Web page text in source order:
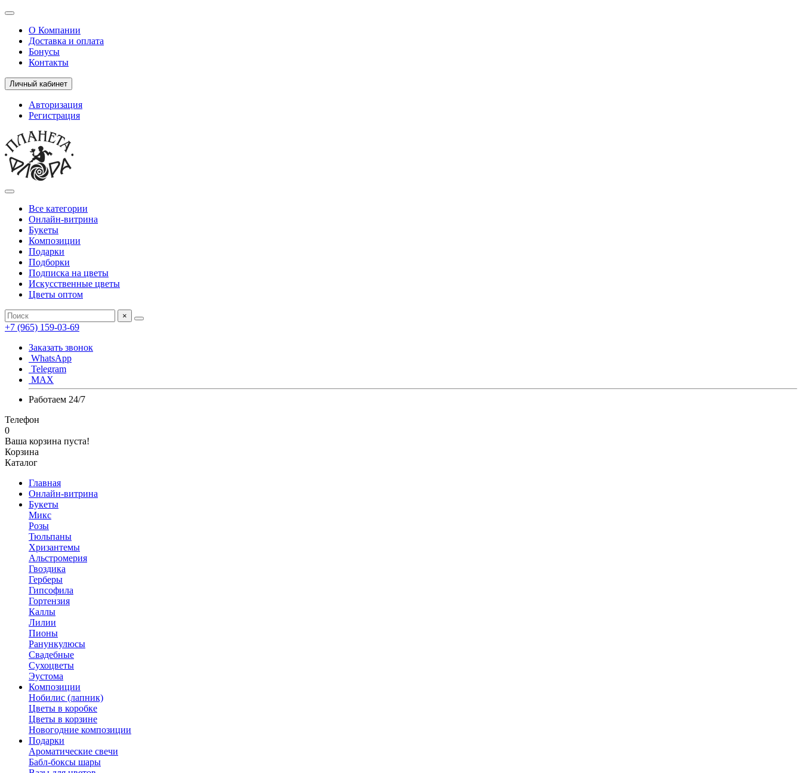
О Компании
Доставка и оплата
Бонусы
Контакты
Личный кабинет
Авторизация
Регистрация
Все категории
Онлайн-витрина
Букеты
Композиции
Подарки
Подборки
Подписка на цветы
Искусственные цветы
Цветы оптом
×
+7 (965) 159-03-69
Заказать звонок
WhatsApp
Telegram
MAX
Работаем 24/7
Телефон
0
Ваша корзина пуста!
Корзина
Каталог
Главная
Онлайн-витрина
Букеты
Микс
Розы
Тюльпаны
Хризантемы
Альстромерия
Гвоздика
Герберы
Гипсофила
Гортензия
Каллы
Лилии
Пионы
Ранункулюсы
Свадебные
Сухоцветы
Эустома
Композиции
Нобилис (лапник)
Цветы в коробке
Цветы в корзине
Новогодние композиции
Подарки
Ароматические свечи
Бабл-боксы шары